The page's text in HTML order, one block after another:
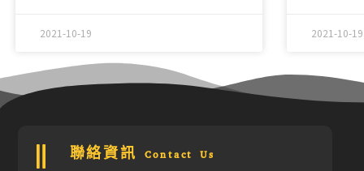
2021-10-19 2021-10-19
聯絡資訊 Contact Us